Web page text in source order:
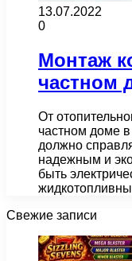
13.07.2022
0
Монтаж
частном
От
частном доме
должно
надежным и
быть
Свежие записи